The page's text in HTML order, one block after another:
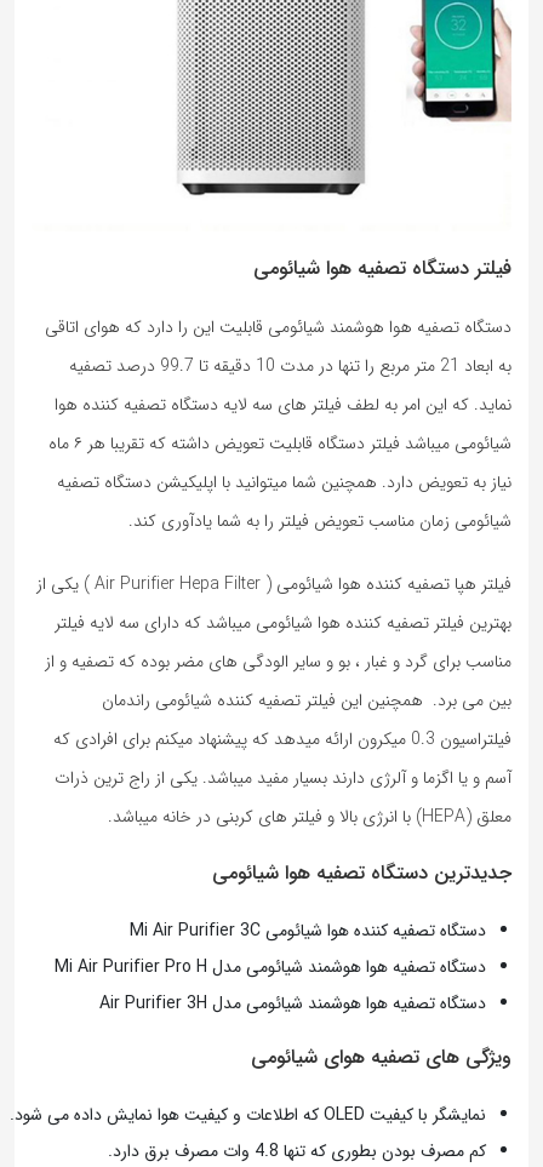
فیلتر دستگاه تصفیه هوا شیائومی
دستگاه تصفیه هوا هوشمند شیائومی قابلیت این را دارد که هوای اتاقی
به ابعاد 21 متر مربع را تنها در مدت 10 دقیقه تا 99.7 درصد تصفیه
نماید. که این امر به لطف فیلتر های سه لایه دستگاه تصفیه کننده هوا
شیائومی میباشد فیلتر دستگاه قابلیت تعویض داشته که تقریبا هر ۶ ماه
نیاز به تعویض دارد. همچنین شما میتوانید با اپلیکیشن دستگاه تصفیه
شیائومی زمان مناسب تعویض فیلتر را به شما یادآوری کند.
فیلتر هپا تصفیه کننده هوا شیائومی ( Air Purifier Hepa Filter ) یکی از
بهترین فیلتر تصفیه کننده هوا شیائومی میباشد که دارای سه لایه فیلتر
مناسب برای گرد و غبار ، بو و سایر الودگی های مضر بوده که تصفیه و از
بین می برد. همچنین این فیلتر تصفیه کننده شیائومی راندمان
فیلتراسیون 0.3 میکرون ارائه میدهد که پیشنهاد میکنم برای افرادی که
آسم و یا اگزما و آلرژی دارند بسیار مفید میباشد. یکی از راج ترین ذرات
معلق (HEPA) با انرژی بالا و فیلتر های کربنی در خانه میباشد.
جدیدترین دستگاه تصفیه هوا شیائومی
دستگاه تصفیه کننده هوا شیائومی Mi Air Purifier 3C
دستگاه تصفیه هوا هوشمند شیائومی مدل Mi Air Purifier Pro H
دستگاه تصفیه هوا هوشمند شیائومی مدل Air Purifier 3H
ویژگی های تصفیه هوای شیائومی
نمایشگر با کیفیت OLED که اطلاعات و کیفیت هوا نمایش داده می شود.
کم مصرف بودن بطوری که تنها 4.8 وات مصرف برق دارد.